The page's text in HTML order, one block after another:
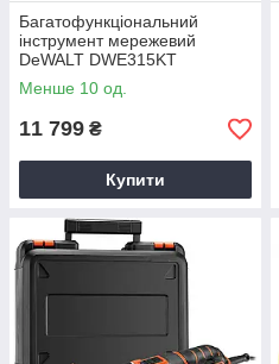
Багатофункціональний
інструмент мережевий
DeWALT DWE315KT
Менше 10 од.
11 799 ₴
Купити